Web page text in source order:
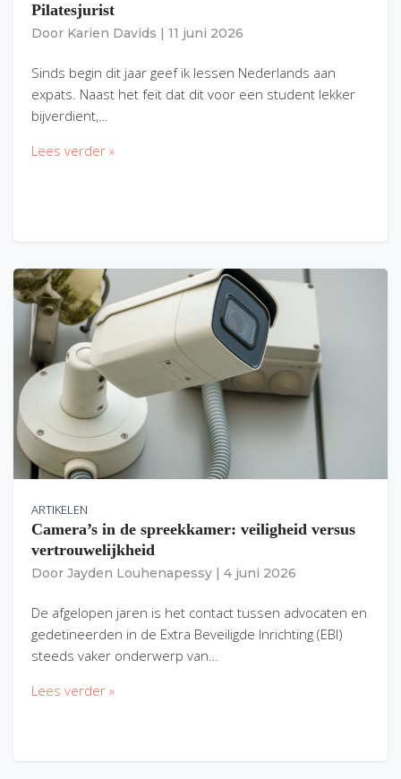
Pilatesjurist
Door Karien Davids 11 juni 2026
Sinds begin dit jaar geef ik lessen Nederlands aan
expats. Naast het feit dat dit voor een student lekker
bijverdient,…
Lees verder »
ARTIKELEN
Camera’s in de spreekkamer: veiligheid versus
vertrouwelijkheid
Door Jayden Louhenapessy 4 juni 2026
De afgelopen jaren is het contact tussen advocaten en
gedetineerden in de Extra Beveiligde Inrichting (EBI)
steeds vaker onderwerp van…
Lees verder »